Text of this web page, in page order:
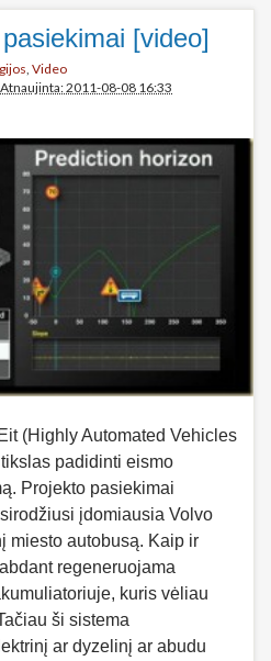
[video]
, Video
Atnaujinta: 2011-08-08 16:33
(Highly Automated Vehicles
padidinti eismo
Projekto pasiekimai
įdomiausia Volvo
miesto autobusą. Kaip ir
regeneruojama
kuris vėliau
ši sistema
ar dyzelinį ar abudu